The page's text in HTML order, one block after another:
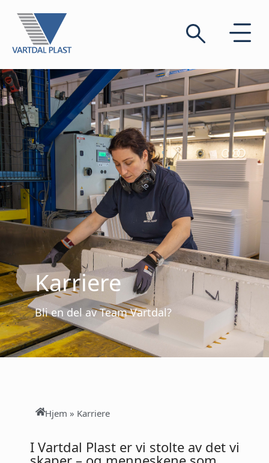
Karriere
Bli en del av Team Vartdal?
Hjem » Karriere
I Vartdal Plast er vi stolte av det vi